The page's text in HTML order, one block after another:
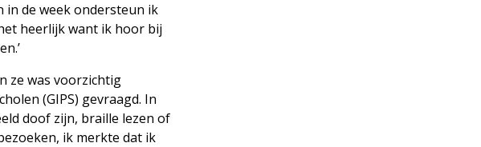
in de week ondersteun ik
heerlijk want ik hoor bij
ze was voorzichtig
(GIPS) gevraagd. In
doof zijn, braille lezen of
ik merkte dat ik